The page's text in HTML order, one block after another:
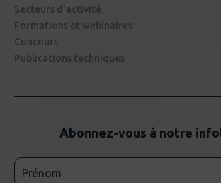
Secteurs d'activité
Formations et webinaires
Concours
Publications techniques
Abonnez-vous à notre